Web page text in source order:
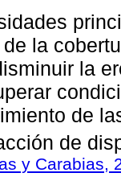
la
la
de
de
y Carabias,